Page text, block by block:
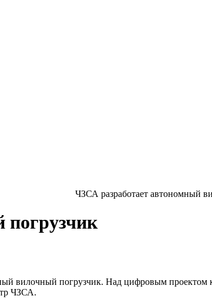
ЧЗСА разработает автономный
вилочный погрузчик. Над цифровым проектом
ЧЗСА.